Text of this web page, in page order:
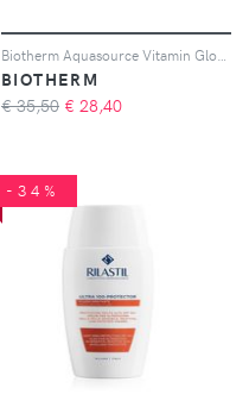
BIOTHERM
€ 35,50 € 28,40
-34%